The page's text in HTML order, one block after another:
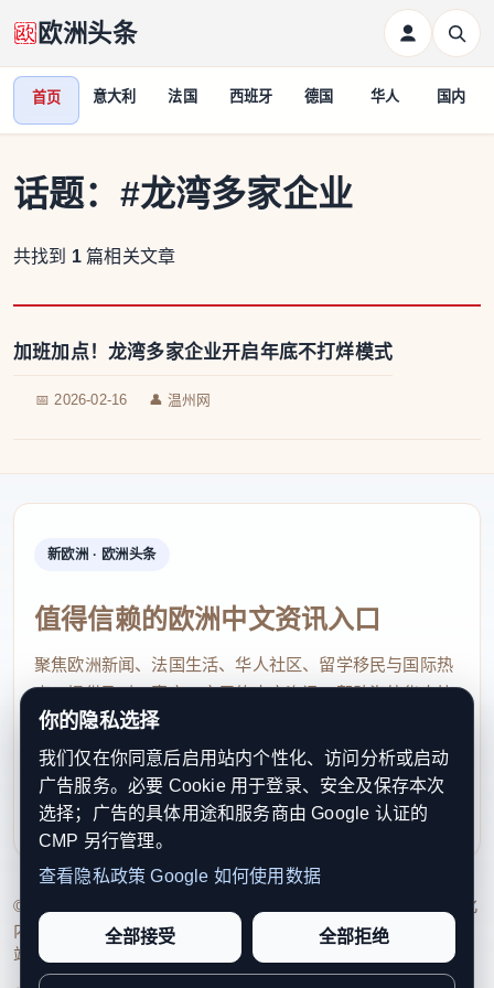
欧洲头条
首页 意大利 法国 西班牙 德国 华人 国内
话题： #龙湾多家企业
共找到 1 篇相关文章
加班加点！龙湾多家企业开启年底不打烊模式
📅 2026-02-16 👤 温州网
新欧洲 · 欧洲头条
值得信赖的欧洲中文资讯入口
聚焦欧洲新闻、法国生活、华人社区、留学移民与国际热
点，提供及时、真实、实用的中文资讯，帮助海外华人快
速了解欧洲动态。
contact@xinouzhou.com
服务支持、版权与合作：工作日优先处理站务、投稿与权
利通知
© 2026 新欧洲·欧洲头条. All Rights Reserved. 本网站持续优化
内容透明度、联系方式与用户权利说明，以提升品牌信任感和
站点完整度。
你的隐私选择
我们仅在你同意后启用站内个性化、访问分析或启动
广告服务。必要 Cookie 用于登录、安全及保存本次
选择；广告的具体用途和服务商由 Google 认证的
CMP 另行管理。
查看隐私政策 Google 如何使用数据
全部接受 全部拒绝